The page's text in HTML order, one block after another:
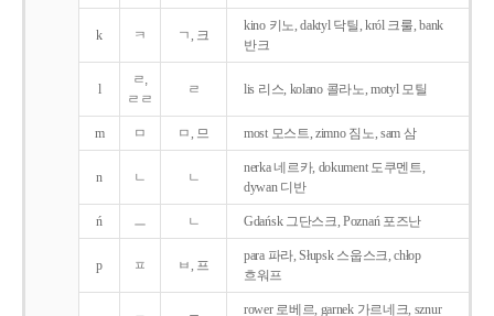
k ㅋ ㄱ, 크
kino 키노, daktyl 닥틸, król 크룰, bank
반크
l
ㄹ,
ㄹㄹ
ㄹ lis 리스, kolano 콜라노, motyl 모틸
m ㅁ ㅁ, 므 most 모스트, zimno 짐노, sam 삼
n ㄴ ㄴ
nerka 네르카, dokument 도쿠멘트,
dywan 디반
ń ㅡ ㄴ Gdańsk 그단스크, Poznań 포즈난
p ㅍ ㅂ, 프
para 파라, Słupsk 스웁스크, chłop
흐워프
rower 로베르, garnek 가르네크, sznur